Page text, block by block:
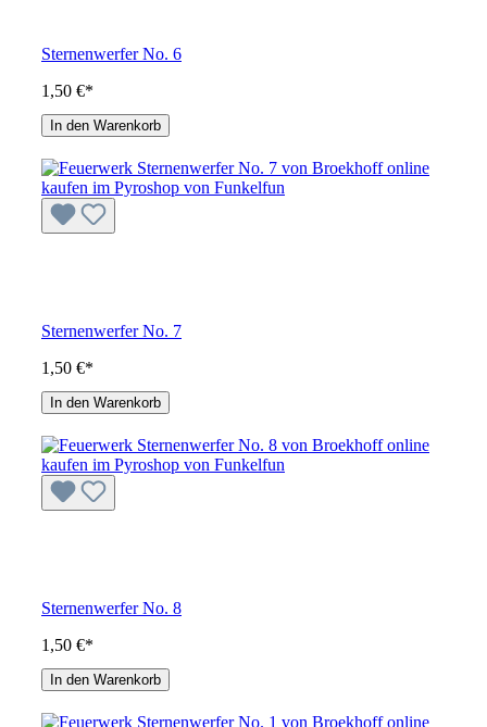
Sternenwerfer No. 6
1,50 €*
In den Warenkorb
Sternenwerfer No. 7
1,50 €*
In den Warenkorb
Sternenwerfer No. 8
1,50 €*
In den Warenkorb